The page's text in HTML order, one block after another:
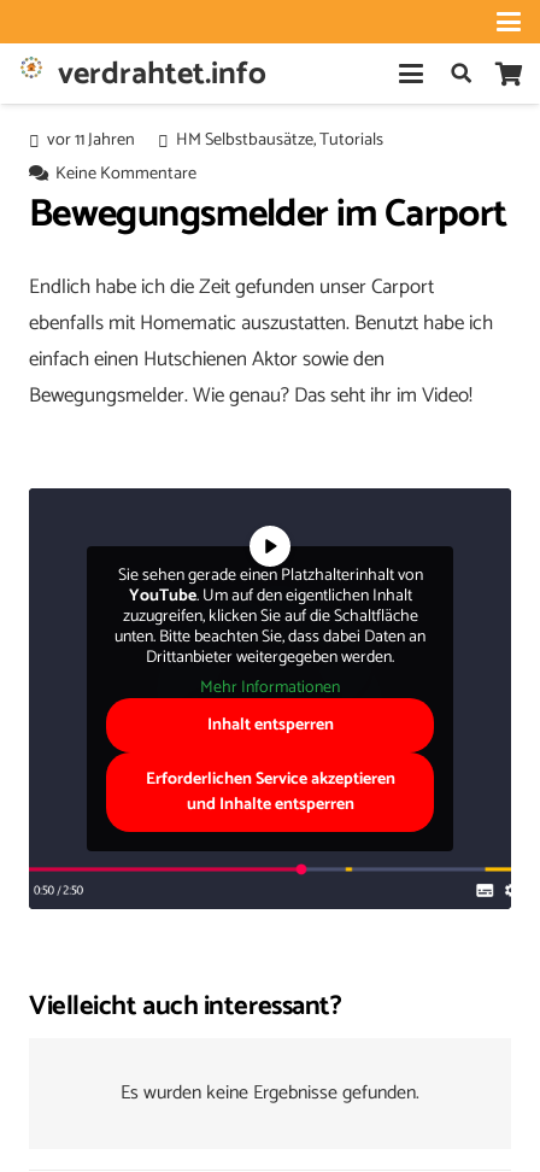
verdrahtet.info
vor 11 Jahren HM Selbstbausätze,Tutorials
Keine Kommentare
Bewegungsmelder im Carport
Endlich habe ich die Zeit gefunden unser Carport
ebenfalls mit Homematic auszustatten. Benutzt habe ich
einfach einen Hutschienen Aktor sowie den
Bewegungsmelder. Wie genau? Das seht ihr im Video!
Sie sehen gerade einen Platzhalterinhalt von
YouTube. Um auf den eigentlichen Inhalt
zuzugreifen, klicken Sie auf die Schaltfläche
unten. Bitte beachten Sie, dass dabei Daten an
Drittanbieter weitergegeben werden.
Mehr Informationen
Inhalt entsperren
Erforderlichen Service akzeptieren
und Inhalte entsperren
Vielleicht auch interessant?
Es wurden keine Ergebnisse gefunden.